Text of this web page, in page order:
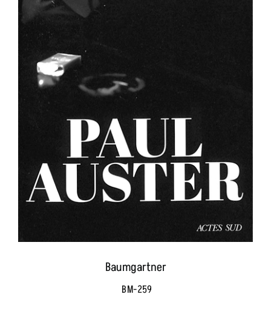
Baumgartner
BM-259